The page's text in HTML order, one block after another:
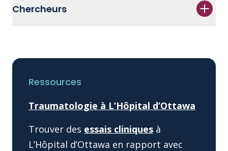
Chercheurs
Ressources
Traumatologie à L’Hôpital d’Ottawa
Trouver des essais cliniques à
L’Hôpital d’Ottawa en rapport avec